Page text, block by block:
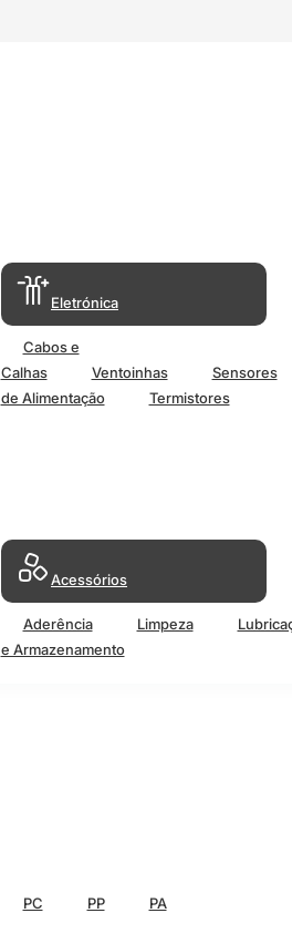
Eletrónica
Cabos e
Calhas
Ventoinhas Sensores
de Alimentação
Termistores
Acessórios
Aderência Limpeza
e Armazenamento
PC PP
PA